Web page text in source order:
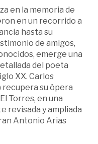
en la memoria de
en un recorrido a
hasta su
de amigos,
emerge una
del poeta
XX. Carlos
recupera su ópera
Torres, en una
revisada y ampliada
Antonio Arias